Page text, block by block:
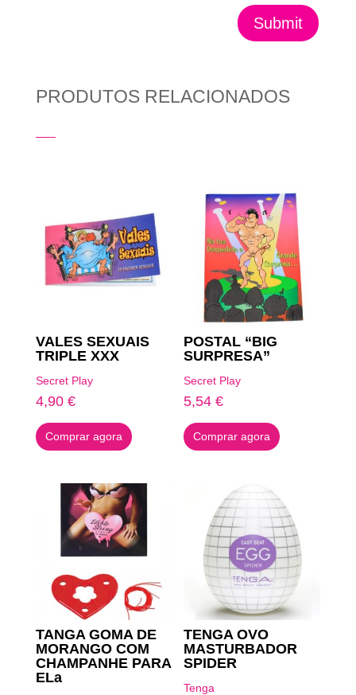
Submit
PRODUTOS RELACIONADOS
VALES SEXUAIS
TRIPLE XXX
Secret Play
4,90 €
Comprar agora
POSTAL “BIG
SURPRESA”
Secret Play
5,54€
Comprar agora
TANGA GOMA DE
MORANGO COM
CHAMPANHE PARA
ELa
TENGA OVO
MASTURBADOR
SPIDER
Tenga